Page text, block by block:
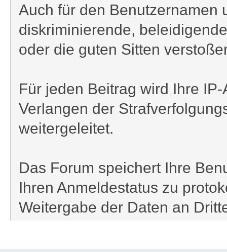
Auch für den Benutzernamen
diskriminierende,
oder die guten Sitten
Für jeden Beitrag wird Ihre
Verlangen der
weitergeleitet.
Das Forum speichert Ihre
Ihren Anmeldestatus zu
Weitergabe der Daten an